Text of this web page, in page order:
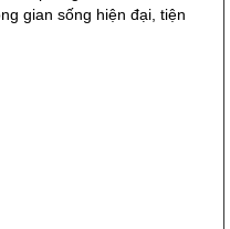
gian sống hiện đại, tiện